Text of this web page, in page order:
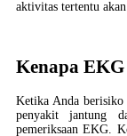
aktivitas tertentu
Kenapa
Ketika Anda
penyakit jantung
pemeriksaan EKG.